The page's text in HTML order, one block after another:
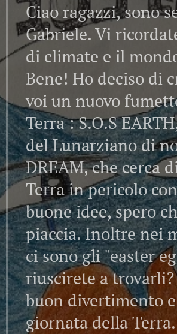
Ciao ragazzi, sono
Gabriele. Vi
di climate e il
Bene! Ho deciso di
voi un nuovo
Terra : S.O.S
del Lunarziano di
DREAM, che cerca
Terra in pericolo
buone idee, spero
piaccia. Inoltre nei
ci sono gli "easter
riuscirete a
buon divertimento
giornata della Terra.